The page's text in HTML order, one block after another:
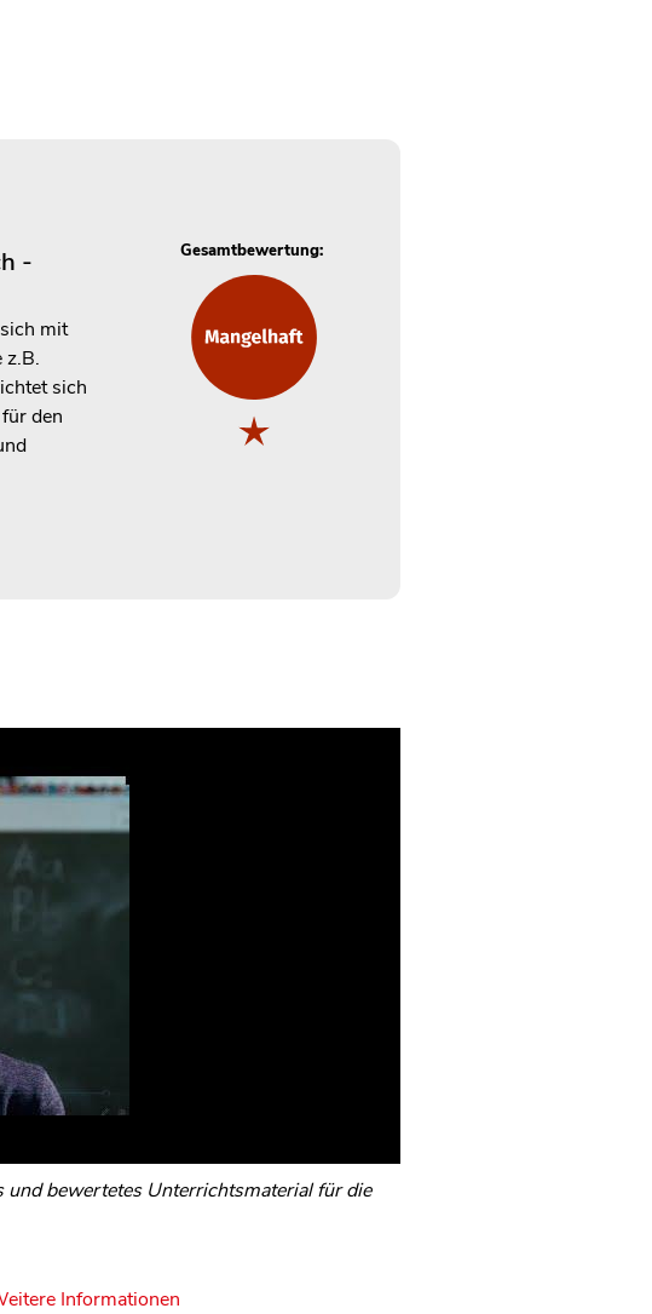
-
mit
z.B.
sich
den
Gesamtbewertung:
bewertetes Unterrichtsmaterial für die
Informationen